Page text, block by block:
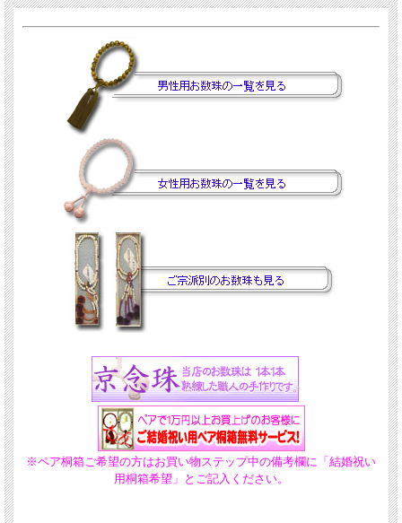
※ペア桐箱ご希望の方はお買い物ステップ中の備考欄に「結婚祝い
用桐箱希望」とご記入ください。